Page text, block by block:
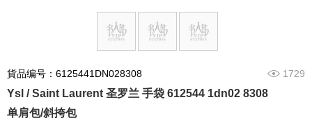
貨品编号：6125441DN028308 1729
Ysl / Saint Laurent 圣罗兰 手袋 612544 1dn02 8308
单肩包/斜挎包